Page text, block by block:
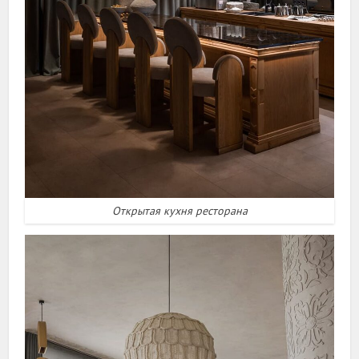
Открытая кухня ресторана